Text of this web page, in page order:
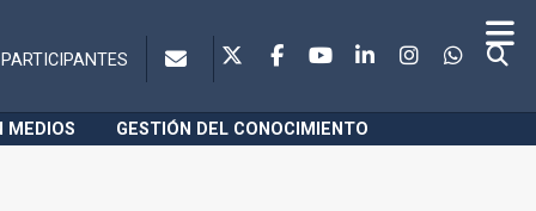
PARTICIPANTES
MEDIOS GESTIÓN DEL CONOCIMIENTO